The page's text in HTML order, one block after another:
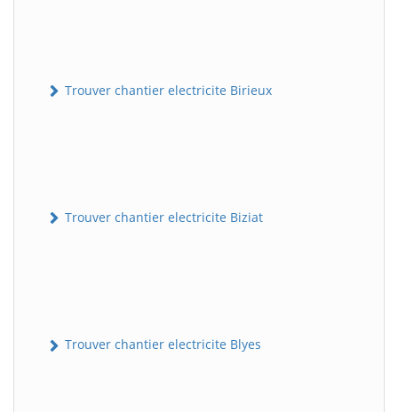
Trouver chantier electricite Birieux
Trouver chantier electricite Biziat
Trouver chantier electricite Blyes